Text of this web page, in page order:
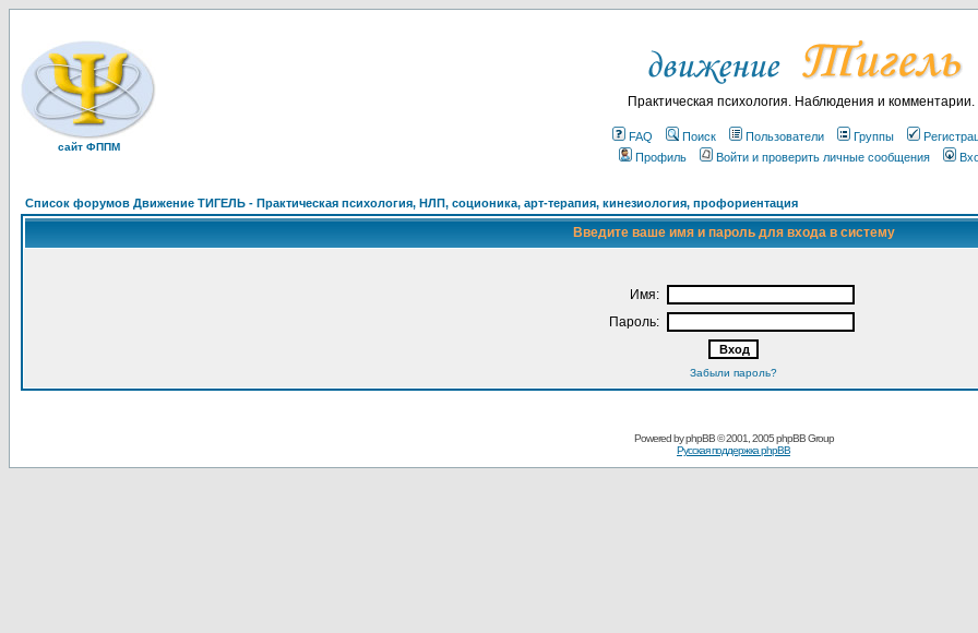
сайт ФППМ
Практическая психология. Наблюдения и комментарии.
FAQ Поиск Пользователи Группы
Профиль
Войти и проверить личные сообщения
Список форумов Движение ТИГЕЛЬ - Практическая психология, НЛП, соционика, арт-терапия, кинезиология, профориентация
Введите ваше имя и пароль для входа в систему
Имя:
Пароль:
Забыли пароль?
Powered byphpBB© 2001, 2005 phpBB Group
Русская поддержка phpBB